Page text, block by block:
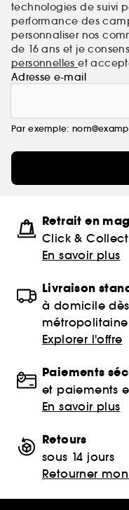
technologies de suivi
performance des
personnaliser nos
de 16 ans et je
personnelleset
Adresse e-mail
Par exemple:
Retrait en
Click &
En savoir plus
Livraison
à domicile
Explorer l'offre
Paiements
et paiements
En savoir plus
Retours
sous 14 jours
Retourner